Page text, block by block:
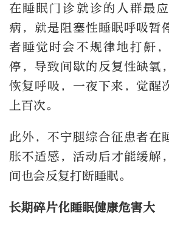
在睡眠门诊就诊的人群最
病，就是阻塞性睡眠呼吸暂
者睡觉时会不规律地打鼾
停，导致间歇的反复性缺氧
恢复呼吸，一夜下来，觉醒
上百次。
此外，不宁腿综合征患者在
胀不适感，活动后才能缓解
间也会反复打断睡眠。
长期碎片化睡眠健康危害大